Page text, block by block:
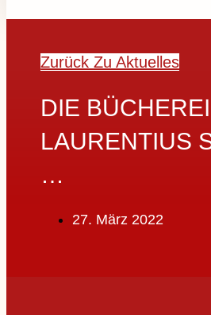
Zurück Zu Aktuelles
DIE
LAURENTIUS
27. März 2022